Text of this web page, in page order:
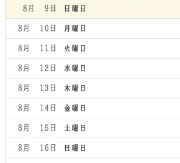
日曜日
8月 9
月曜日
8月 10
火曜日
8月 11
水曜日
8月 12
木曜日
8月 13
金曜日
8月 14
土曜日
8月 15
日曜日
8月 16